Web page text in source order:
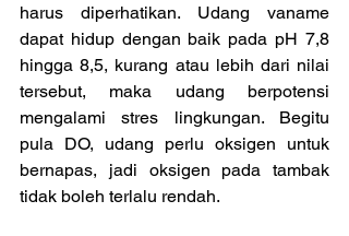
harus diperhatikan. Udang vaname
dapat hidup dengan baik pada pH 7,8
hingga 8,5, kurang atau lebih dari nilai
tersebut, maka udang berpotensi
mengalami stres lingkungan. Begitu
pula DO, udang perlu oksigen untuk
bernapas, jadi oksigen pada tambak
tidak boleh terlalu rendah.